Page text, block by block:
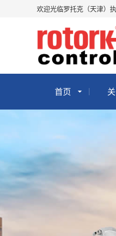
欢迎光临罗托克（天津）
首页